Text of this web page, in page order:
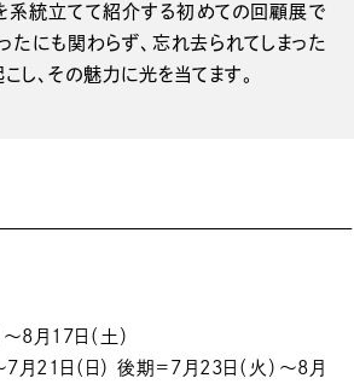
系統立てて紹介する初めての回顧展で
たにも関わらず、忘れ去られてしまった
し、その魅力に光を当てます。
8月17日（土）
月21日（日） 後期=7月23日（火）～8月